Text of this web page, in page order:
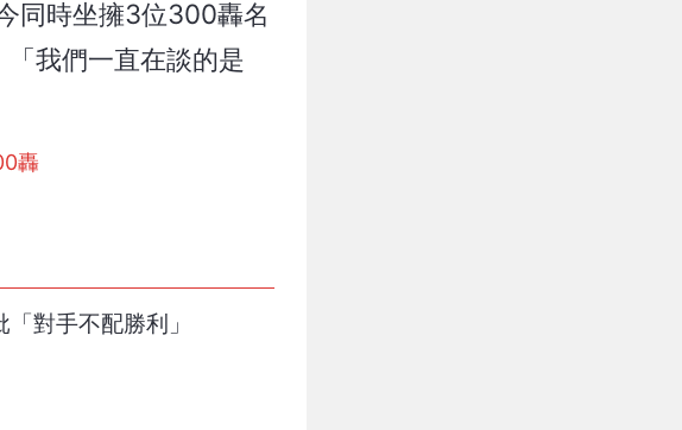
同時坐擁3位300轟名
我們一直在談的是
轟
對手不配勝利」